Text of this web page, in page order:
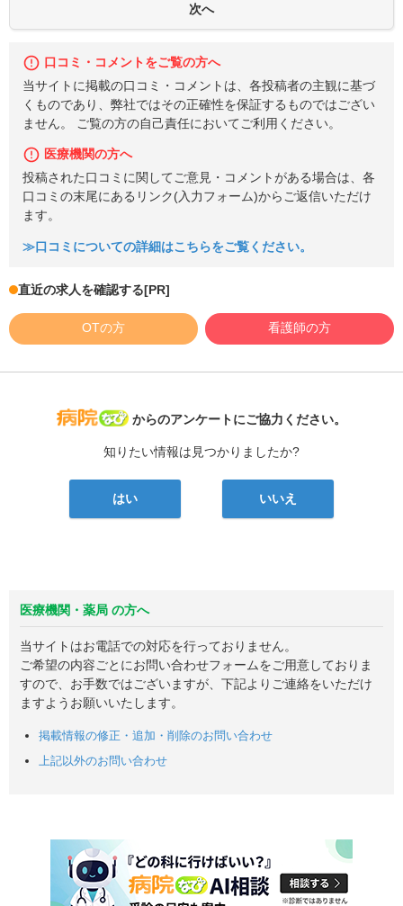
口コミ・コメントをご覧の方へ
当サイトに掲載の口コミ・コメントは、各投稿者の主観に基づ
くものであり、弊社ではその正確性を保証するものではござい
ません。 ご覧の方の自己責任においてご利用ください。
医療機関の方へ
投稿された口コミに関してご意見・コメントがある場合は、各
口コミの末尾にあるリンク(入力フォーム)からご返信いただけ
ます。
≫口コミについての詳細はこちらをご覧ください。
直近の求人を確認する[PR]
OTの方 看護師の方
病院なび
からのアンケートにご協力ください。
知りたい情報は見つかりましたか?
はい いいえ
医療機関・薬局 の方へ
当サイトはお電話での対応を行っておりません。
ご希望の内容ごとにお問い合わせフォームをご用意しておりま
すので、お手数ではございますが、下記よりご連絡をいただけ
ますようお願いいたします。
掲載情報の修正・追加・削除のお問い合わせ
上記以外のお問い合わせ